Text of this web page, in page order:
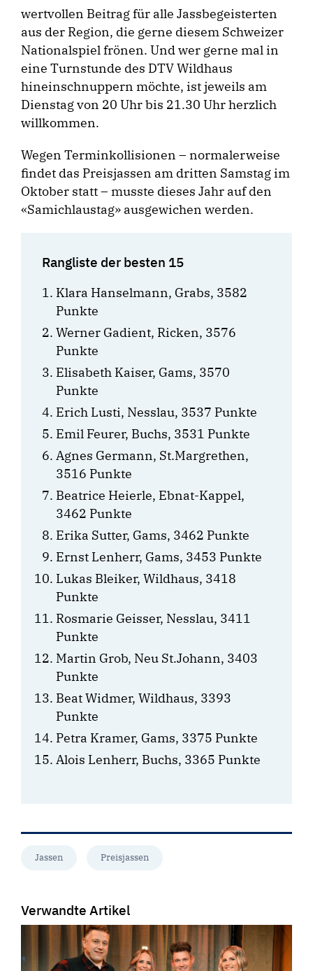
wertvollen Beitrag für alle Jassbegeisterten
aus der Region, die gerne diesem Schweizer
Nationalspiel frönen. Und wer gerne mal in
eine Turnstunde des DTV Wildhaus
hineinschnuppern möchte, ist jeweils am
Dienstag von 20 Uhr bis 21.30 Uhr herzlich
willkommen.
Wegen Terminkollisionen – normalerweise
findet das Preisjassen am dritten Samstag im
Oktober statt – musste dieses Jahr auf den
«Samichlaustag» ausgewichen werden.
Rangliste der besten 15
Klara Hanselmann, Grabs, 3582
Punkte
Werner Gadient, Ricken, 3576
Punkte
Elisabeth Kaiser, Gams, 3570
Punkte
Erich Lusti, Nesslau, 3537 Punkte
Emil Feurer, Buchs, 3531 Punkte
Agnes Germann, St.Margrethen,
3516 Punkte
Beatrice Heierle, Ebnat-Kappel,
3462 Punkte
Erika Sutter, Gams, 3462 Punkte
Ernst Lenherr, Gams, 3453 Punkte
Lukas Bleiker, Wildhaus, 3418
Punkte
Rosmarie Geisser, Nesslau, 3411
Punkte
Martin Grob, Neu St.Johann, 3403
Punkte
Beat Widmer, Wildhaus, 3393
Punkte
Petra Kramer, Gams, 3375 Punkte
Alois Lenherr, Buchs, 3365 Punkte
Jassen Preisjassen
Verwandte Artikel